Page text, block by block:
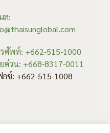
ล:
ศัพท์: +662-515-1000
ด่วน: +668-8317-0011
ซ์: +662-515-1008